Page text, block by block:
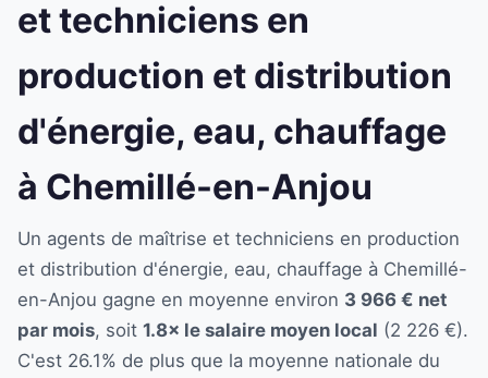
et techniciens en
production et distribution
d'énergie, eau, chauffage
à Chemillé-en-Anjou
Un agents de maîtrise et techniciens en production
et distribution d'énergie, eau, chauffage à Chemillé-
en-Anjou gagne en moyenne environ 3 966 € net
par mois, soit 1.8× le salaire moyen local (2 226 €).
C'est 26.1% de plus que la moyenne nationale du